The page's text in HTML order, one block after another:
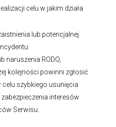
celu w jakim działa
lub potencjalnej
naruszenia RODO,
kolejności powinni zgłosić
celu szybkiego usunięcia
interesów
Serwisu.